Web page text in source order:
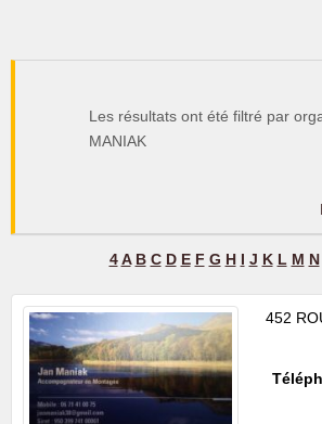
Les résultats ont été filtré par
MANIAK
4 A B C D E F G H I J K L M N
452